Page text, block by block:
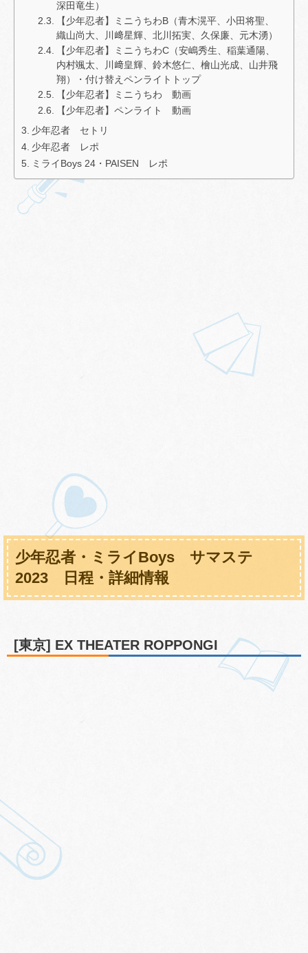
深田竜生）
【少年忍者】ミニうちわB（青木滉平、小田将聖、
織山尚大、川﨑星輝、北川拓実、久保廉、元木湧）
【少年忍者】ミニうちわC（安嶋秀生、稲葉通陽、
内村颯太、川﨑皇輝、鈴木悠仁、檜山光成、山井飛
翔）・付け替えペンライトトップ
【少年忍者】ミニうちわ 動画
【少年忍者】ペンライト 動画
少年忍者 セトリ
少年忍者 レポ
ミライBoys 24・PAISEN レポ
少年忍者・ミライBoys サマステ
2023 日程・詳細情報
[東京] EX THEATER ROPPONGI